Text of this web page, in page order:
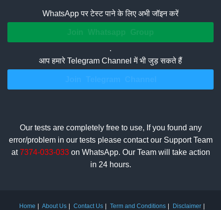
WhatsApp पर टेस्ट पाने के लिए अभी जॉइन करें
.
आप हमारे Telegram Channel में भी जुड़ सकते हैं
Our tests are completely free to use, If you found any
error/problem in our tests please contact our Support Team
at7374-033-033on WhatsApp. Our Team will take action
in 24 hours.
Home About Us Contact Us Term and Conditions
Disclaimer